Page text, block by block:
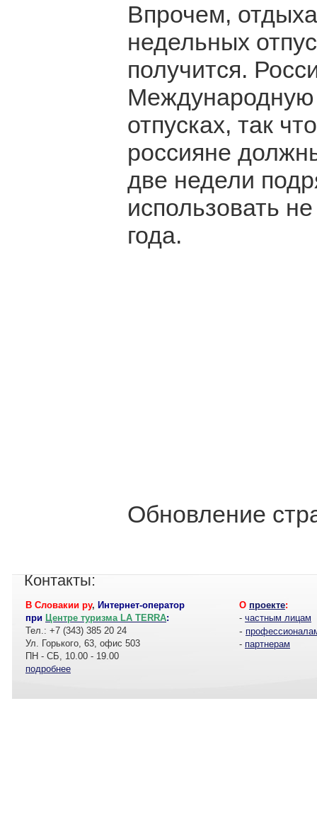
Впрочем,
недельных
получится.
отпусках, так
россияне
две недели
использовать
года.
Обновление
Контакты:
В Словакии ру, Интернет-оператор
при Центре туризма LA TERRA:
Тел.: +7 (343) 385 20 24
Ул. Горького, 63, офис 503
ПН - СБ, 10.00 - 19.00
подробнее
О проекте:
- частным лицам
-
- партнерам